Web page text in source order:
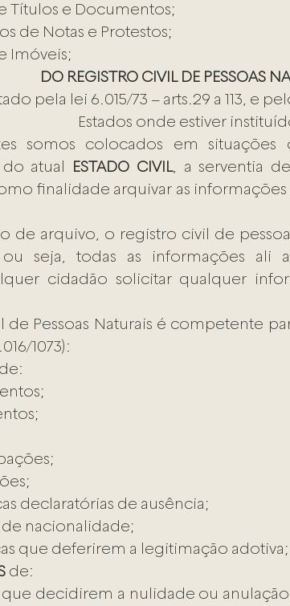
Títulos e Documentos;
de Notas e Protestos;
Imóveis;
DO REGISTRO CIVIL DE PESSOAS
Estados onde estiver
somos colocados em situações
atual ESTADO CIVIL, a serventia
finalidade arquivar as
ou seja, todas as informações ali
cidadão solicitar qualquer
de Pessoas Naturais é competente
1073):
de:
declaratórias de ausência;
nacionalidade;
que deferirem a legitimação adotiva;
de:
que decidirem a nulidade ou